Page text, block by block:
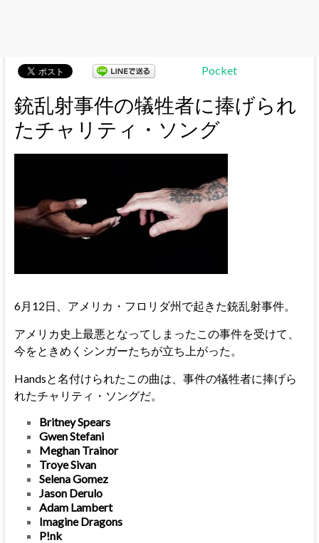
Pocket
銃乱射事件の犠牲者に捧げられ
たチャリティ・ソング
6月12日、アメリカ・フロリダ州で起きた銃乱射事件。
アメリカ史上最悪となってしまったこの事件を受けて、
今をときめくシンガーたちが立ち上がった。
Handsと名付けられたこの曲は、事件の犠牲者に捧げら
れたチャリティ・ソングだ。
Britney Spears
Gwen Stefani
Meghan Trainor
Troye Sivan
Selena Gomez
Jason Derulo
Adam Lambert
Imagine Dragons
P!nk